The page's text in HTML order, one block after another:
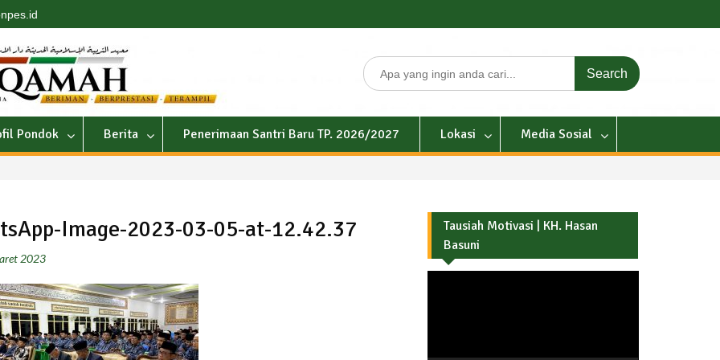
Search
for:
Pondok Berita Penerimaan Santri Baru TP. 2026/2027 Lokasi Media Sosial
Image-2023-03-05-at-12.42.37
2023
Tausiah Motivasi | KH. Hasan
Basuni